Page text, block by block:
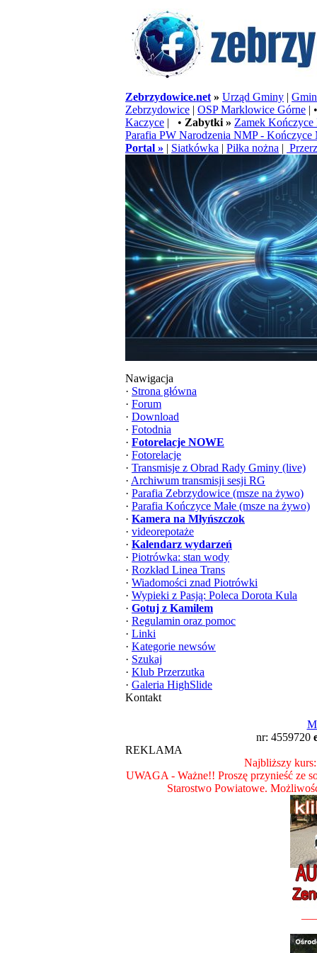
Zebrzydowice.net » Urząd Gminy |
Zebrzydowice | OSP Marklowice Górne | •
Kaczyce | • Zabytki » Zamek Kończyce
Parafia PW Narodzenia NMP - Kończyce
Portal » | Siatkówka | Piłka nożna |
Nawigacja
· Strona główna
· Forum
· Download
· Fotodnia
· Fotorelacje NOWE
· Fotorelacje
· Transmisje z Obrad Rady Gminy (live)
· Archiwum transmisji sesji RG
· Parafia Zebrzydowice (msze na żywo)
· Parafia Kończyce Małe (msze na żywo)
· Kamera na Młyńszczok
· videorepotaże
· Kalendarz wydarzeń
· Piotrówka: stan wody
· Rozkład Linea Trans
· Wiadomości znad Piotrówki
· Wypieki z Pasją: Poleca Dorota Kula
· Gotuj z Kamilem
· Regulamin oraz pomoc
· Linki
· Kategorie newsów
· Szukaj
· Klub Przerzutka
· Galeria HighSlide
Kontakt
nr: 4559720
REKLAMA
Najbliższy
UWAGA - Ważne!! Proszę przynieść ze
Starostwo Powiatowe.